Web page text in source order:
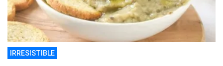
IRRESISTIBLE